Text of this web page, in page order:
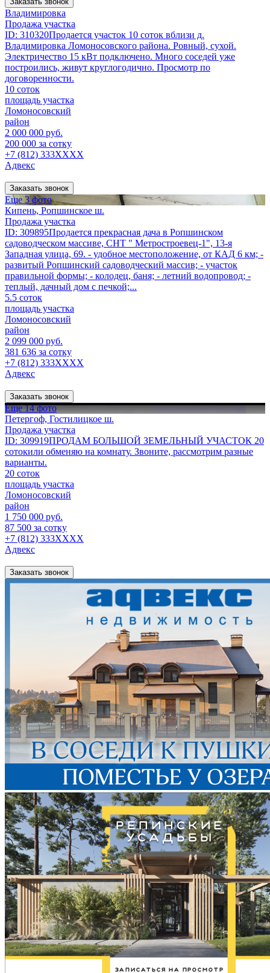
Владимировка
Продажа участка
ID: 310320Продается участок 10 соток вблизи д.
Владимировка Ломоносовского района. Ровный, сухой.
Электричество 15 кВт подключено. Много соседей уже
построились, живут круглогодично. Просмотр по
договоренности.
10 соток
площадь участка
Ломоносовский
район
2 000 000 руб.
200 000 за сотку
+7 (812) 333XXXX
Адвекс
Заказать звонок
Еще 3 фото
Кипень, Ропшинское ш.
Продажа участка
ID: 309895Продается прекрасная дача в Ропшинском
садоводческом массиве, СНТ " Метростроевец-1", 13-я
Западная улица, 69. - удобное местоположение, от КАД 6 км; -
развитый Ропшинский садоводческий массив; - участок
правильной формы; - колодец, баня; - летний водопровод; -
теплый, дачный дом с печкой;...
5.5 соток
площадь участка
Ломоносовский
район
2 099 000 руб.
381 636 за сотку
+7 (812) 333XXXX
Адвекс
Заказать звонок
Еще 14 фото
Петергоф, Гостилицкое ш.
Продажа участка
ID: 309919ПРОДАМ БОЛЬШОЙ ЗЕМЕЛЬНЫЙ УЧАСТОК 20
сотокили обменяю на комнату. Звоните, рассмотрим разные
варианты.
20 соток
площадь участка
Ломоносовский
район
1 750 000 руб.
87 500 за сотку
+7 (812) 333XXXX
Адвекс
Заказать звонок